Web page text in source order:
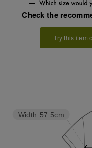
Check the
Try this item
Width 57.5cm